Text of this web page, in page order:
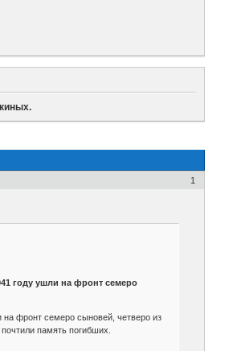
1
году ушли на фронт семеро
на фронт семеро сыновей, четверо из
память погибших.